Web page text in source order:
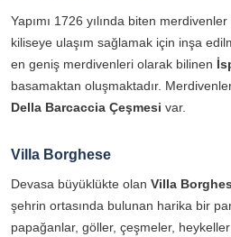
Yapımı 1726 yılında biten
kiliseye ulaşım sağlamak için inşa
en geniş merdivenleri olarak bilinen
basamaktan oluşmaktadır.
Della Barcaccia Çeşmesi var.
Villa Borghese
Devasa büyüklükte olan Villa
şehrin ortasında bulunan harika bir
papağanlar, göller, çeşmeler,